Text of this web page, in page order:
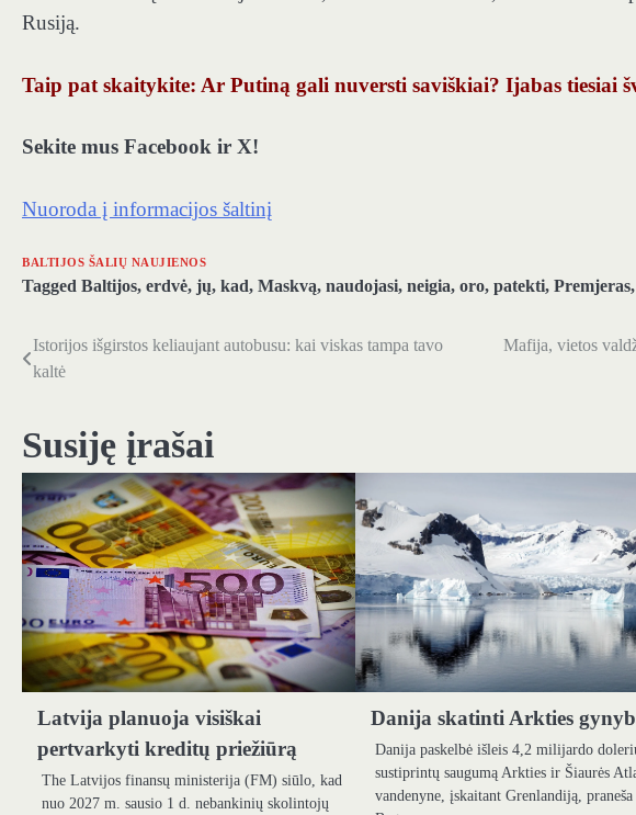
Rusiją.
Taip pat skaitykite: Ar Putiną gali nuversti saviškiai? Ijabas tiesiai
Sekite mus Facebook ir X!
Nuoroda į informacijos šaltinį
BALTIJOS ŠALIŲ NAUJIENOS
Tagged Baltijos, erdvė, jų, kad, Maskvą, naudojasi, neigia, oro, patekti, Premjeras,
Navigacija
įrašų
Istorijos išgirstos keliaujant autobusu: kai viskas tampa tavo
kaltė
Mafija, vietos
Susiję įrašai
Latvija planuoja visiškai
pertvarkyti kreditų priežiūrą
The Latvijos finansų ministerija (FM) siūlo, kad
nuo 2027 m. sausio 1 d. nebankinių skolintojų
Danija skatinti Arkties
Danija paskelbė išleis 4,2 milijardo
sustiprintų saugumą Arkties ir Šiaurės
vandenyne, įskaitant Grenlandiją, praneša